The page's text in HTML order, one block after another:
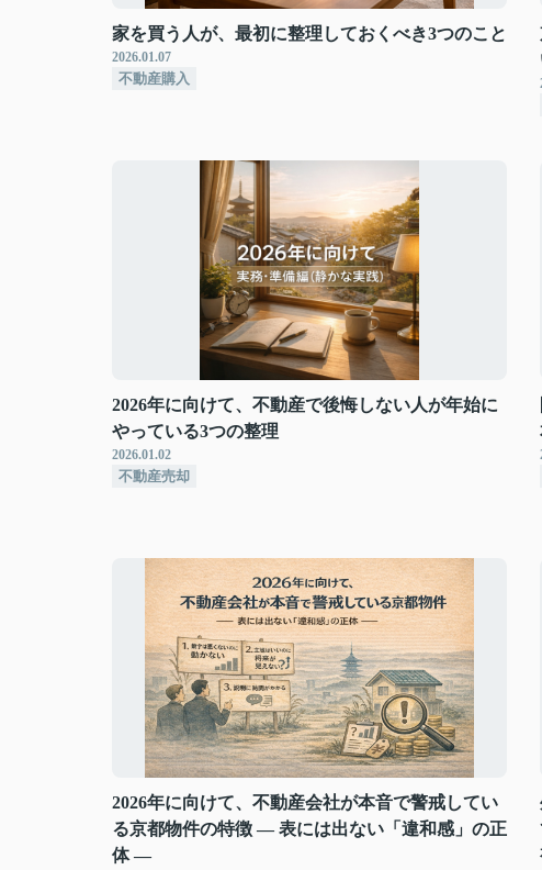
家を買う人が、最初に整理しておくべき3つのこと
2026.01.07
不動産購入
2026年に向けて、不動産で後悔しない人が年始に
やっている3つの整理
2026.01.02
不動産売却
2026年に向けて、不動産会社が本音で警戒してい
る京都物件の特徴 ― 表には出ない「違和感」の正
体 ―